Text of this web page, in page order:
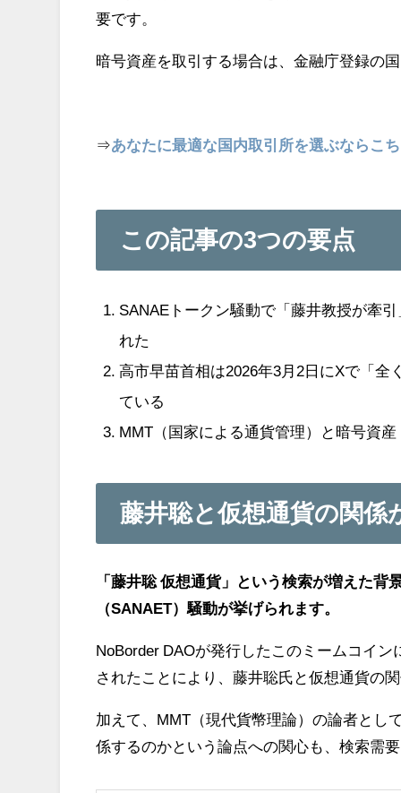
要です。
暗号資産を取引する場合は、金融庁登録の
⇒あなたに最適な国内取引所を選ぶならこ
この記事の3つの要点
SANAEトークン騒動で「藤井教授が牽
れた
高市早苗首相は2026年3月2日にXで「全
ている
MMT（国家による通貨管理）と暗号資
藤井聡と仮想通貨の関係
「藤井聡 仮想通貨」という検索が増えた
（SANAET）騒動が挙げられます。
NoBorder DAOが発行したこのミームコイ
されたことにより、藤井聡氏と仮想通貨の
加えて、MMT（現代貨幣理論）の論者とし
係するのかという論点への関心も、検索需